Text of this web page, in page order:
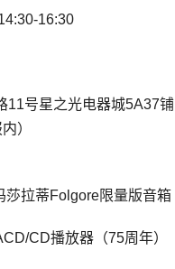
16:30
11号星之光电器城5A37铺
）
莎拉蒂Folgore限量版音箱
CD播放器（75周年）